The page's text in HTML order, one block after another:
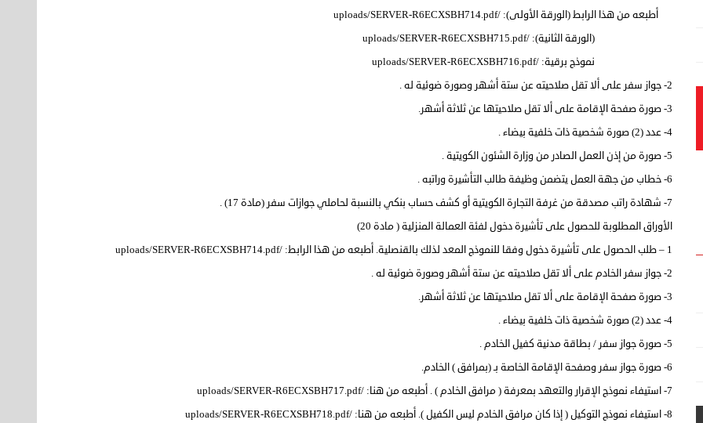
أطبعه من هذا الرابط (الورقة الأولى): /uploads/SERVER-R6ECXSBH714.pdf
(الورقة الثانية): /uploads/SERVER-R6ECXSBH715.pdf
نموذج برقية: /uploads/SERVER-R6ECXSBH716.pdf
2- جواز سفر على ألا تقل صلاحيته عن ستة أشهر وصورة ضوئية له .
3- صورة صفحة الإقامة على ألا تقل صلاحيتها عن ثلاثة أشهر.
4- عدد (2) صورة شخصية ذات خلفية بيضاء .
5- صورة من إذن العمل الصادر من وزارة الشئون الكويتية .
6- خطاب من جهة العمل يتضمن وظيفة طالب التأشيرة وراتبه .
7- شهادة راتب مصدقة من غرفة التجارة الكويتية أو كشف حساب بنكي بالنسبة لحاملي جوازات سفر (مادة 17) .
الأوراق المطلوبة للحصول على تأشيرة دخول لفئة العمالة المنزلية ( مادة 20)
1 – طلب الحصول على تأشيرة دخول وفقا للنموذج المعد لذلك بالقنصلية. أطبعه من هذا الرابط: /uploads/SERVER-R6ECXSBH714.pdf
2- جواز سفر الخادم على ألا تقل صلاحيته عن ستة أشهر وصورة ضوئية له .
3- صورة صفحة الإقامة على ألا تقل صلاحيتها عن ثلاثة أشهر.
4- عدد (2) صورة شخصية ذات خلفية بيضاء .
5- صورة جواز سفر / بطاقة مدنية كفيل الخادم .
6- صورة جواز سفر وصفحة الإقامة الخاصة بـ (بمرافق ) الخادم.
7- استيفاء نموذج الإقرار والتعهد بمعرفة ( مرافق الخادم ) . أطبعه من هنا: /uploads/SERVER-R6ECXSBH717.pdf
8- استيفاء نموذج التوكيل ( إذا كان مرافق الخادم ليس الكفيل ). أطبعه من هنا: /uploads/SERVER-R6ECXSBH718.pdf